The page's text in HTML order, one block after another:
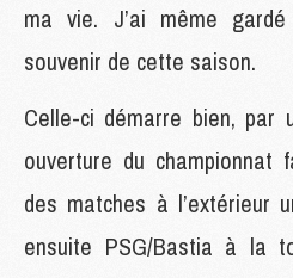
ma vie. J’ai même
souvenir de cette saison.
Celle-ci démarre bien, par
ouverture du championnat
des matches à l’extérieur
ensuite PSG/Bastia à la